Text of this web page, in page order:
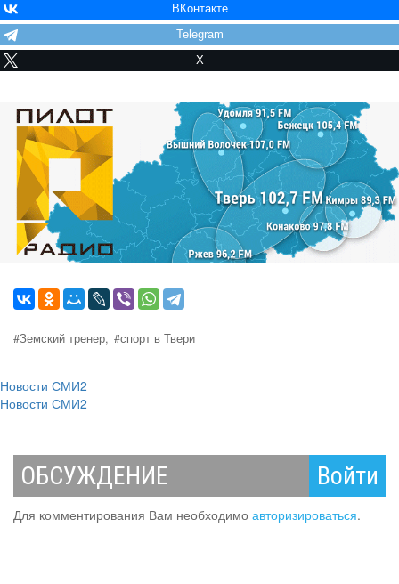
ВКонтакте
Telegram
X
#Земский тренер, #спорт в Твери
Новости СМИ2
Новости СМИ2
ОБСУЖДЕНИЕ Войти
Для комментирования Вам необходимо авторизироваться.